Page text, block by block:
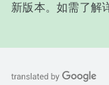
新版本。如需了解